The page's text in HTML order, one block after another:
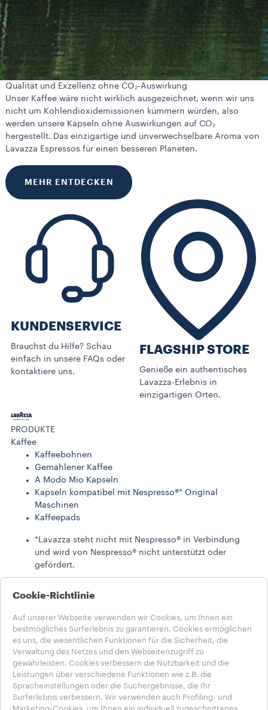
Qualität und Exzellenz ohne CO₂-Auswirkung
Unser Kaffee wäre nicht wirklich ausgezeichnet, wenn wir uns
nicht um Kohlendioxidemissionen kümmern würden, also
werden unsere Kapseln ohne Auswirkungen auf CO₂
hergestellt. Das einzigartige und unverwechselbare Aroma von
Lavazza Espressos für einen besseren Planeten.
MEHR ENTDECKEN
KUNDENSERVICE​
Brauchst du Hilfe? Schau
einfach in unsere FAQs oder
kontaktiere uns.
FLAGSHIP STORE
Genieße ein authentisches
Lavazza-Erlebnis in
einzigartigen Orten.
PRODUKTE
Kaffee
Kaffeebohnen
Gemahlener Kaffee
A Modo Mio Kapseln
Kapseln kompatibel mit Nespresso®* Original
Maschinen
Kaffeepads
*Lavazza steht nicht mit Nespresso® in Verbindung
und wird von Nespresso® nicht unterstützt oder
gefördert.
NACHHALTIGKEIT
LAVAZZA WORLD
HILFE UND KONTAKT
FAQs
Kontakt
Karriere
Datenschutz & AGB​
Nutzungsbedingungen
Cookie-Richtlinie
Auf unserer Webseite verwenden wir Cookies, um Ihnen ein
bestmögliches Surferlebnis zu garantieren. Cookies ermöglichen
es uns, die wesentlichen Funktionen für die Sicherheit, die
Verwaltung des Netzes und den Webseitenzugriff zu
gewährleisten. Cookies verbessern die Nutzbarkeit und die
Leistungen über verschiedene Funktionen wie z.B. die
Spracheinstellungen oder die Suchergebnisse, die Ihr
Surferlebnis verbessern. Wir verwenden auch Profiling- und